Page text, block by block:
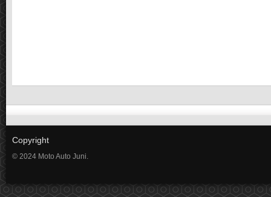
Copyright
© 2024 Moto Auto Juni.